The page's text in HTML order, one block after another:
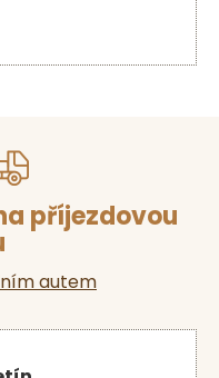
příjezdovou
autem